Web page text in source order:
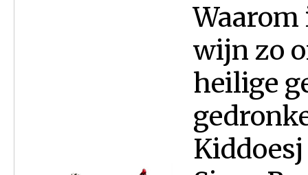
Waarom
wijn zo
heilige